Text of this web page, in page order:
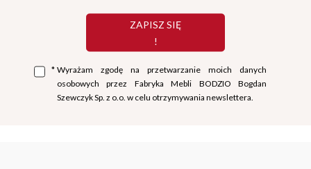
ZAPISZ SIĘ
!
* Wyrażam zgodę na przetwarzanie moich danych
osobowych przez Fabryka Mebli BODZIO Bogdan
Szewczyk Sp. z o.o. w celu otrzymywania newslettera.